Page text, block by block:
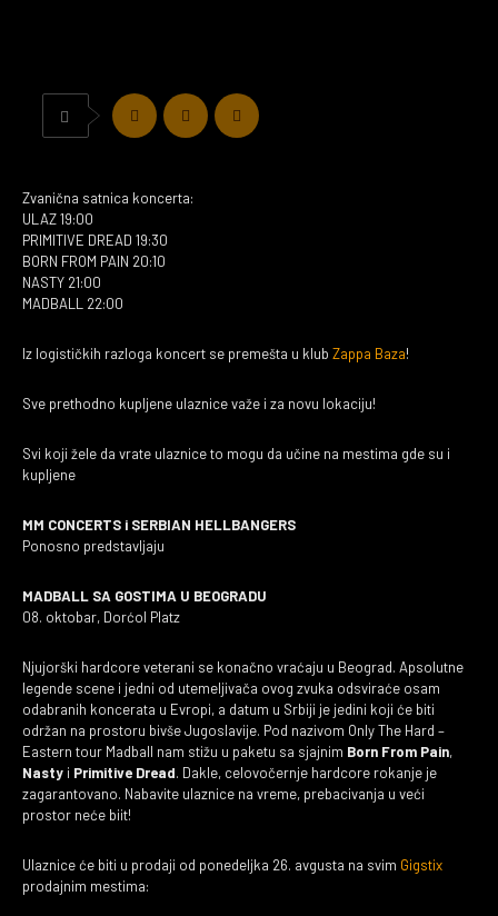
Zvanična satnica koncerta:
ULAZ 19:00
PRIMITIVE DREAD 19:30
BORN FROM PAIN 20:10
NASTY 21:00
MADBALL 22:00
Iz logističkih razloga koncert se premešta u klub Zappa Baza!
Sve prethodno kupljene ulaznice važe i za novu lokaciju!
Svi koji žele da vrate ulaznice to mogu da učine na mestima gde su i
kupljene
MM CONCERTS i SERBIAN HELLBANGERS
Ponosno predstavljaju
MADBALL SA GOSTIMA U BEOGRADU
08. oktobar, Dorćol Platz
Njujorški hardcore veterani se konačno vraćaju u Beograd. Apsolutne
legende scene i jedni od utemeljivača ovog zvuka odsviraće osam
odabranih koncerata u Evropi, a datum u Srbiji je jedini koji će biti
održan na prostoru bivše Jugoslavije. Pod nazivom Only The Hard –
Eastern tour Madball nam stižu u paketu sa sjajnim Born From Pain,
Nasty i Primitive Dread. Dakle, celovočernje hardcore rokanje je
zagarantovano. Nabavite ulaznice na vreme, prebacivanja u veći
prostor neće biit!
Ulaznice će biti u prodaji od ponedeljka 26. avgusta na svim Gigstix
prodajnim mestima: